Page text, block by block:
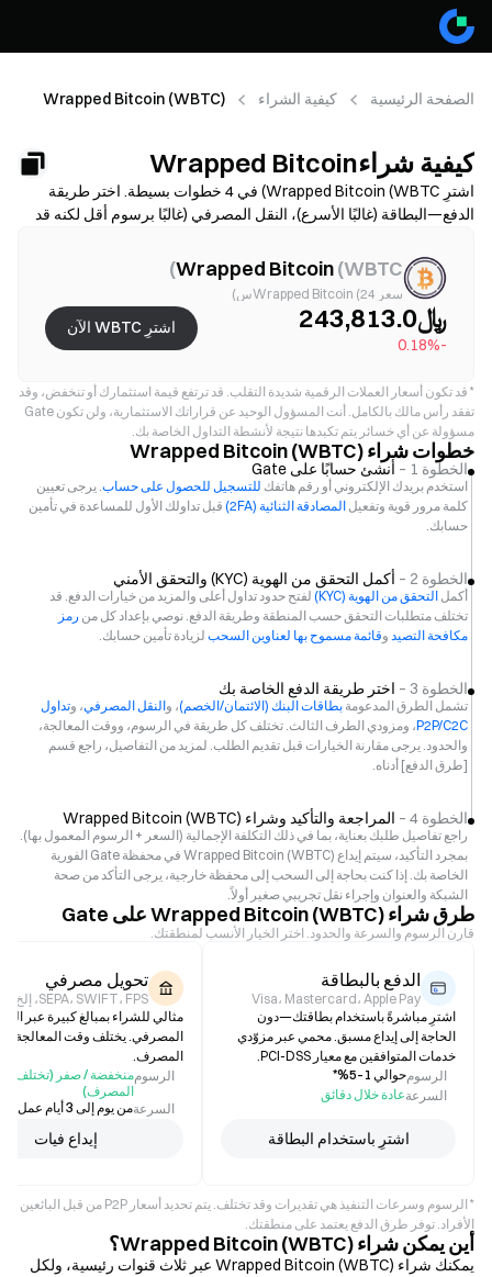
الصفحة الرئيسية كيفية الشراء Wrapped Bitcoin (WBTC)
كيفية شراءWrapped Bitcoin
(WBTC)
اشترِ Wrapped Bitcoin (WBTC) في 4 خطوات بسيطة. اختر طريقة
الدفع—البطاقة (غالبًا الأسرع)، النقل المصرفي (غالبًا برسوم أقل لكنه قد
أعلى)—ثم راجع التكلفة الإجمالية (رسوم المزوّد + الفارق السعري)، وأكمل
التحقق من الهوية (KYC) إذا لزم الأمر، وقم بتأمين حسابك باستخدام
المصادقة الثنائية (2FA). قد تختلف الإتاحة والحدود والرسوم ووقت
المعالجة حسب المنطقة والمزوّد.
Wrapped Bitcoin(WBTC
)
سعر Wrapped Bitcoin (24س)
﷼243,813.0
-0.18%
اشترِ WBTC الآن
* قد تكون أسعار العملات الرقمية شديدة التقلب. قد ترتفع قيمة استثمارك أو تنخفض، وقد
تفقد رأس مالك بالكامل. أنت المسؤول الوحيد عن قراراتك الاستثمارية، ولن تكون Gate
مسؤولة عن أي خسائر يتم تكبدها نتيجة لأنشطة التداول الخاصة بك.
خطوات شراء Wrapped Bitcoin (WBTC)
الخطوة 1 – أنشئ حسابًا على Gate
استخدم بريدك الإلكتروني أو رقم هاتفك للتسجيل للحصول على حساب. يرجى تعيين
كلمة مرور قوية وتفعيل المصادقة الثنائية (2FA)
قبل تداولك الأول للمساعدة في تأمين
حسابك.
الخطوة 2 – أكمل التحقق من الهوية (KYC) والتحقق الأمني
أكمل التحقق من الهوية (KYC)
لفتح حدود تداول أعلى والمزيد من خيارات الدفع. قد
تختلف متطلبات التحقق حسب المنطقة وطريقة الدفع. نوصي بإعداد كل من رمز
مكافحة التصيد وقائمة مسموح بها لعناوين السحب لزيادة تأمين حسابك.
الخطوة 3 – اختر طريقة الدفع الخاصة بك
تشمل الطرق المدعومة بطاقات البنك (الائتمان/الخصم)، والنقل المصرفي، وتداول
P2P/C2C، ومزودي الطرف الثالث. تختلف كل طريقة في الرسوم، ووقت المعالجة،
والحدود. يرجى مقارنة الخيارات قبل تقديم الطلب. لمزيد من التفاصيل، راجع قسم
[طرق الدفع] أدناه.
الخطوة 4 – المراجعة والتأكيد وشراء Wrapped Bitcoin (WBTC)
راجع تفاصيل طلبك بعناية، بما في ذلك التكلفة الإجمالية (السعر + الرسوم المعمول بها).
بمجرد التأكيد، سيتم إيداع Wrapped Bitcoin (WBTC) في محفظة Gate الفورية
الخاصة بك. إذا كنت بحاجة إلى السحب إلى محفظة خارجية، يرجى التأكد من صحة
الشبكة والعنوان وإجراء نقل تجريبي صغير أولاً.
طرق شراء Wrapped Bitcoin (WBTC) على Gate
قارن الرسوم والسرعة والحدود. اختر الخيار الأنسب لمنطقتك.
الدفع بالبطاقة
Visa، Mastercard، Apple Pay
اشترِ مباشرةً باستخدام بطاقتك—دون
الحاجة إلى إيداع مسبق. محمي عبر مزوّدي
خدمات المتوافقين مع معيار PCI-DSS.
الرسومحوالي 1–5%*
السرعةعادة خلال دقائق
اشترِ باستخدام البطاقة
تحويل مصرفي
SEPA، SWIFT، FPS، إلخ.
مثالي للشراء بمبالغ كبيرة عبر
المصرفي. يختلف وقت المعالجة
المصرف.
الرسوممنخفضة / صفر (تختلف
المصرف)
السرعةمن يوم إلى 3 أيام عمل (يختلف)
إيداع فيات
* الرسوم وسرعات التنفيذ هي تقديرات وقد تختلف. يتم تحديد أسعار P2P من قبل البائعين
الأفراد. توفر طرق الدفع يعتمد على منطقتك.
أين يمكن شراء Wrapped Bitcoin (WBTC)؟
يمكنك شراء Wrapped Bitcoin (WBTC) عبر ثلاث قنوات رئيسية، ولكل